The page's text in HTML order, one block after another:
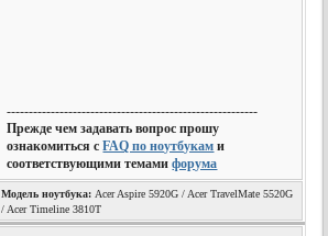
---------------------------------------------------------
Прежде чем задавать вопрос прошу
ознакомиться сFAQ по ноутбукам и
соответствующими темамифорума
Модель ноутбука: Acer Aspire 5920G / Acer TravelMate 5520G
/ Acer Timeline 3810T